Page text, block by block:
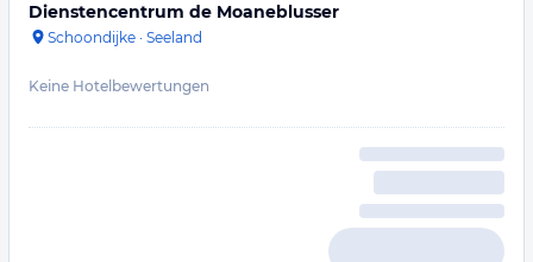
Dienstencentrum de Moaneblusser
Schoondijke · Seeland
Keine Hotelbewertungen